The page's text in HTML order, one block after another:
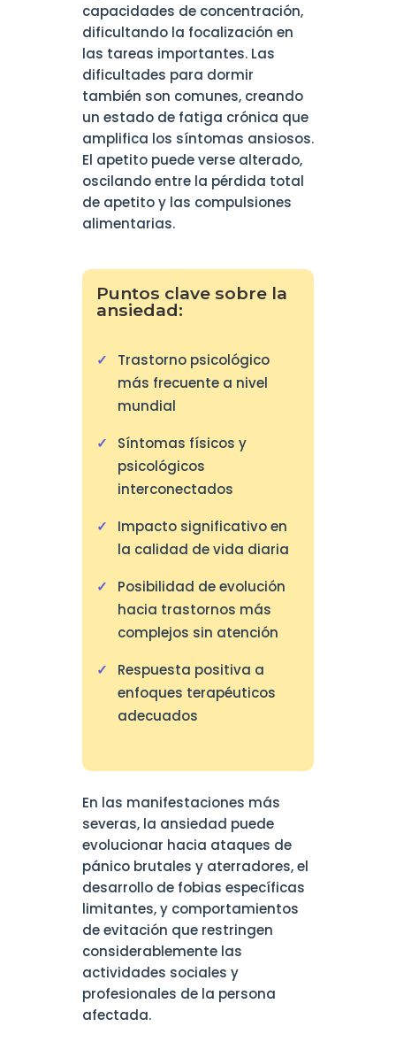
capacidades de concentración,
dificultando la focalización en
las tareas importantes. Las
dificultades para dormir
también son comunes, creando
un estado de fatiga crónica que
amplifica los síntomas ansiosos.
El apetito puede verse alterado,
oscilando entre la pérdida total
de apetito y las compulsiones
alimentarias.
Puntos clave sobre la
ansiedad:
Trastorno psicológico
más frecuente a nivel
mundial
Síntomas físicos y
psicológicos
interconectados
Impacto significativo en
la calidad de vida diaria
Posibilidad de evolución
hacia trastornos más
complejos sin atención
Respuesta positiva a
enfoques terapéuticos
adecuados
En las manifestaciones más
severas, la ansiedad puede
evolucionar hacia ataques de
pánico brutales y aterradores, el
desarrollo de fobias específicas
limitantes, y comportamientos
de evitación que restringen
considerablemente las
actividades sociales y
profesionales de la persona
afectada.